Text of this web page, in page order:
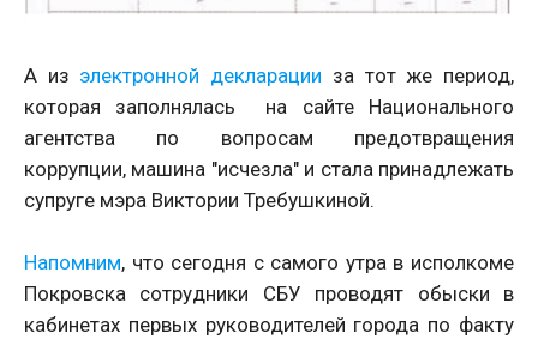
А из электронной декларации за тот же период,
которая заполнялась на сайте Национального
агентства по вопросам предотвращения
коррупции, машина "исчезла" и стала принадлежать
супруге мэра Виктории Требушкиной.
Напомним, что сегодня с самого утра в исполкоме
Покровска сотрудники СБУ проводят обыски в
кабинетах первых руководителей города по факту